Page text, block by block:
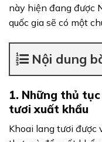
này hiện đang được
quốc gia sẽ có một
Nội dung
1. Những thủ
tươi xuất khẩu
Khoai lang tươi được